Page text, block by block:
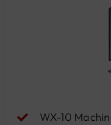
WX-10